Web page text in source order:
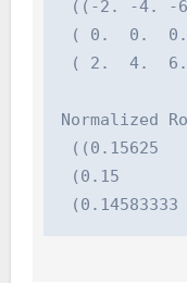
((-2. -4. -
( 0.  0.
( 2.  4.
Normalized
((0.15625
(0.15